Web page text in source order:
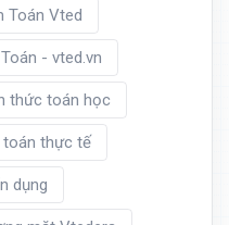
Toán Vted
- vted.vn
thức toán học
toán thực tế
dụng